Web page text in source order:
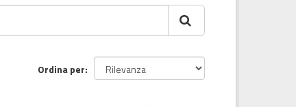
Ordina per